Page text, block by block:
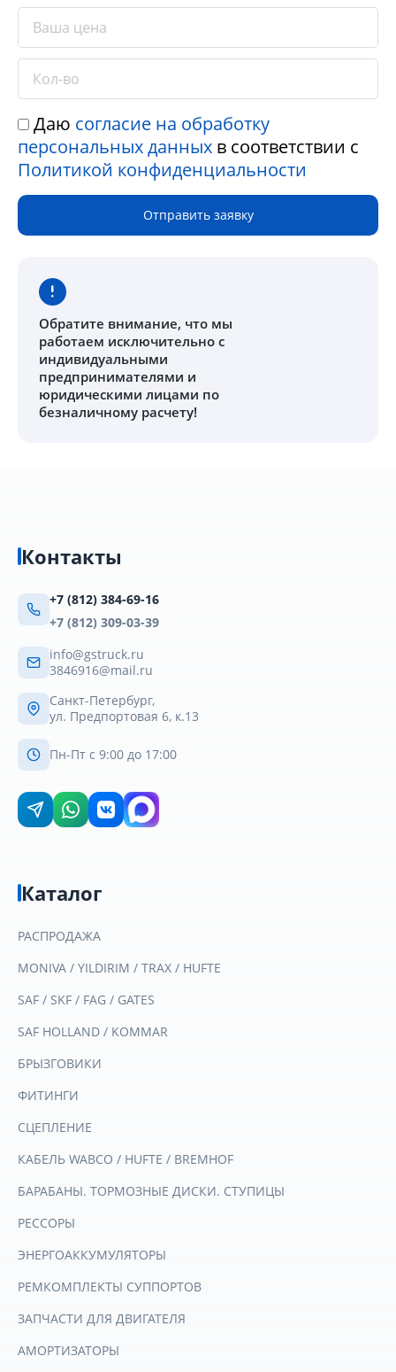
Даю согласие на обработку
персональных данных в соответствии с
Политикой конфиденциальности
Отправить заявку
Обратите внимание, что мы
работаем исключительно с
индивидуальными
предпринимателями и
юридическими лицами по
безналичному расчету!
Контакты
+7 (812) 384-69-16
+7 (812) 309-03-39
info@gstruck.ru
3846916@mail.ru
Санкт-Петербург,
ул. Предпортовая 6, к.13
Пн-Пт с 9:00 до 17:00
Каталог
РАСПРОДАЖА
MONIVA / YILDIRIM / TRAX / HUFTE
SAF / SKF / FAG / GATES
SAF HOLLAND / KOMMAR
БРЫЗГОВИКИ
ФИТИНГИ
СЦЕПЛЕНИЕ
КАБЕЛЬ WABCO / HUFTE / BREMHOF
БАРАБАНЫ. ТОРМОЗНЫЕ ДИСКИ. СТУПИЦЫ
РЕССОРЫ
ЭНЕРГОАККУМУЛЯТОРЫ
РЕМКОМПЛЕКТЫ СУППОРТОВ
ЗАПЧАСТИ ДЛЯ ДВИГАТЕЛЯ
АМОРТИЗАТОРЫ